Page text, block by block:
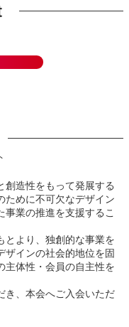
創造性をもって発展する
ために不可欠なデザイン
事業の推進を支援するこ
とより、独創的な事業を
ザインの社会的地位を固
主体性・会員の自主性を
き、本会へご入会いただ